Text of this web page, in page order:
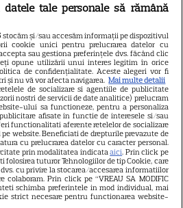
de la Hollywood care
s-au căsătorit niciodată. De
Leonardo DiCaprio și
Theron au evitat
VEDETE ROMÂNEŞTI
din România care au
nume speciale pentru
de la Nina, fetița Laurei
la Jessica lui Pepe și
a Ginei Pistol
tale personale să rămână
stocăm și/sau accesăm informații pe dispozitivul
cookie unici pentru prelucrarea datelor cu
sau gestiona preferințele dvs. făcând clic
opune utilizării unui interes legitim în orice
de confidențialitate. Aceste alegeri vor fi
și nu vă vor afecta navigarea. Mai multe detalii
de socializare si agentiile de publicitate
nostri de servicii de date analitice) prelucram
ului sa functioneze, pentru a personaliza
afisate in functie de interesele si/sau
functionalitati aferente retelelor de socializare
website. Beneficiati de drepturile prevazute de
cu prelucrarea datelor cu caracter personal.
prin modalitatea indicataaici. Prin click pe
folosirea tuturor Tehnologiilor de tip Cookie, care
cu privire la stocarea/accesarea informatiilor
colaboram. Prin click pe “VREAU SA MODIFIC
schimba preferintele in mod individual, mai
strict necesare pentru functionarea website-